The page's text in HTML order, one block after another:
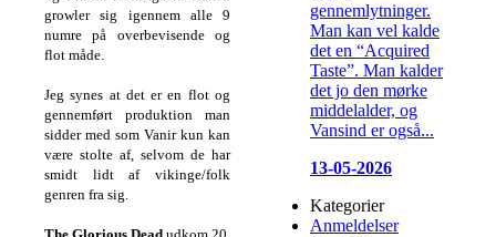
growler sig igennem alle 9
numre på overbevisende og
flot måde.
Jeg synes at det er en flot og
gennemført produktion man
sidder med som Vanir kun kan
være stolte af, selvom de har
smidt lidt af vikinge/folk
genren fra sig.
gennemlytninger.
Man kan vel kalde
det en “Acquired
Taste”. Man kalder
det jo den mørke
middelalder, og
Vansind er også...
13-05-2026
Kategorier
Anmeldelser